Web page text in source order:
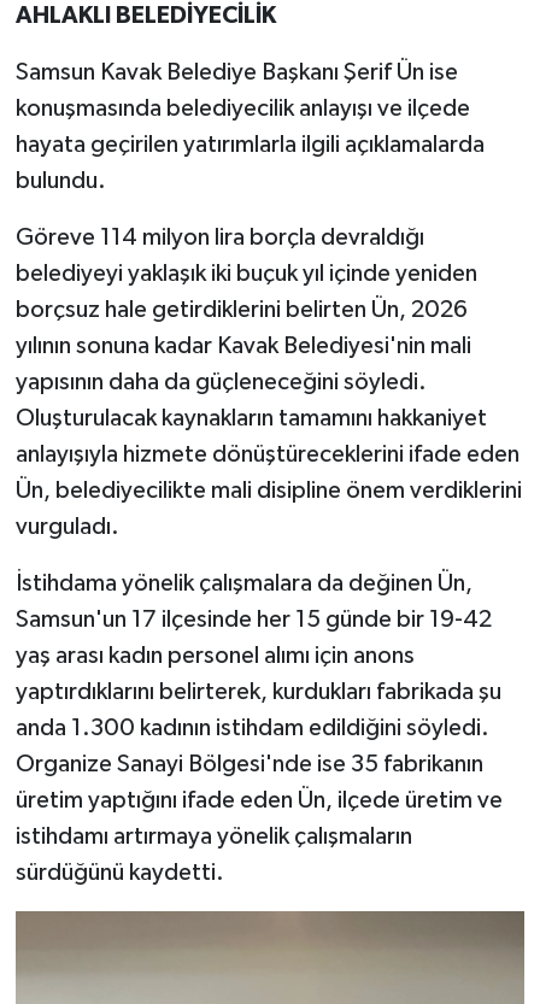
AHLAKLI BELEDİYECİLİK
Samsun Kavak Belediye Başkanı Şerif Ün ise
konuşmasında belediyecilik anlayışı ve ilçede
hayata geçirilen yatırımlarla ilgili açıklamalarda
bulundu.
Göreve 114 milyon lira borçla devraldığı
belediyeyi yaklaşık iki buçuk yıl içinde yeniden
borçsuz hale getirdiklerini belirten Ün, 2026
yılının sonuna kadar Kavak Belediyesi'nin mali
yapısının daha da güçleneceğini söyledi.
Oluşturulacak kaynakların tamamını hakkaniyet
anlayışıyla hizmete dönüştüreceklerini ifade eden
Ün, belediyecilikte mali disipline önem verdiklerini
vurguladı.
İstihdama yönelik çalışmalara da değinen Ün,
Samsun'un 17 ilçesinde her 15 günde bir 19-42
yaş arası kadın personel alımı için anons
yaptırdıklarını belirterek, kurdukları fabrikada şu
anda 1.300 kadının istihdam edildiğini söyledi.
Organize Sanayi Bölgesi'nde ise 35 fabrikanın
üretim yaptığını ifade eden Ün, ilçede üretim ve
istihdamı artırmaya yönelik çalışmaların
sürdüğünü kaydetti.